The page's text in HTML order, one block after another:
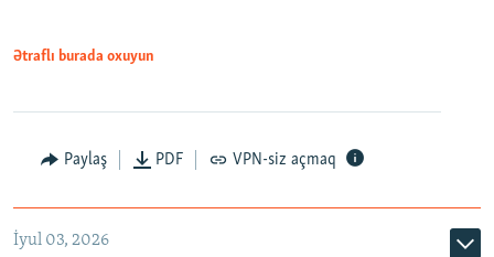
Auto 240p 360p 480p
720p 1080p
Ətraflı burada oxuyun
Paylaş PDF VPN-siz açmaq
İyul 03, 2026